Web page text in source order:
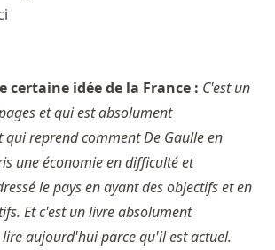
certaine idée de la France : C'est un
et qui est absolument
reprend comment De Gaulle en
une économie en difficulté et
le pays en ayant des objectifs et en
Et c'est un livre absolument
aujourd'hui parce qu'il est actuel.